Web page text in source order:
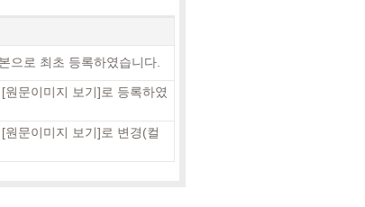
으로 최초 등록하였습니다.
문이미지 보기]로 등록하였
원문이미지 보기]로 변경(컬